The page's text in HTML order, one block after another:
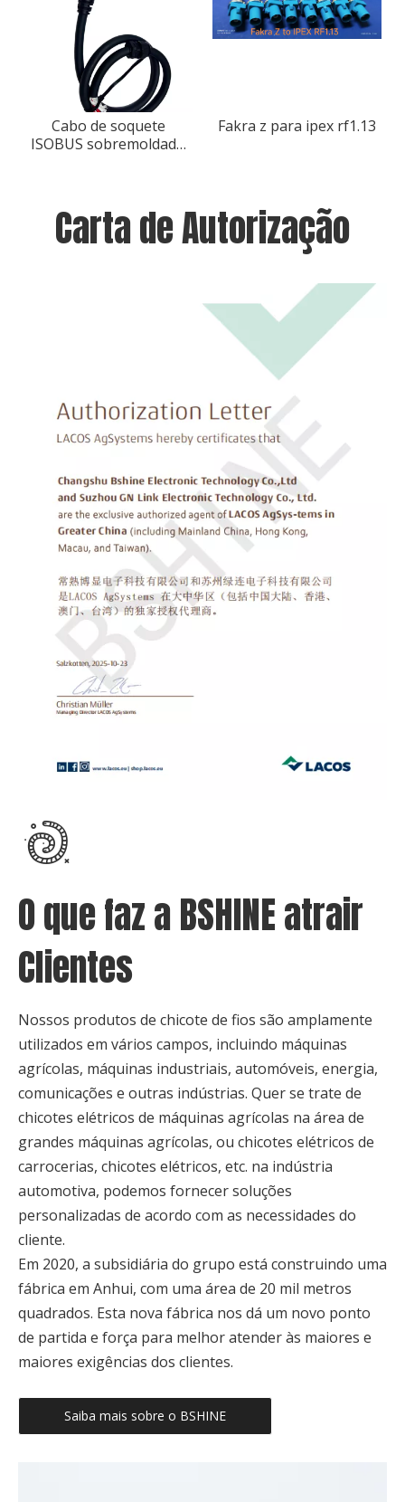
Cabo de soquete
ISOBUS sobremoldado
Fakra z para ipex rf1.13
Carta de Autorização
O que faz a BSHINE atrair
Clientes
Nossos produtos de chicote de fios são amplamente
utilizados em vários campos, incluindo máquinas
agrícolas, máquinas industriais, automóveis, energia,
comunicações e outras indústrias. Quer se trate de
chicotes elétricos de máquinas agrícolas na área de
grandes máquinas agrícolas, ou chicotes elétricos de
carrocerias, chicotes elétricos, etc. na indústria
automotiva, podemos fornecer soluções
personalizadas de acordo com as necessidades do
cliente.
Em 2020, a subsidiária do grupo está construindo uma
fábrica em Anhui, com uma área de 20 mil metros
quadrados. Esta nova fábrica nos dá um novo ponto
de partida e força para melhor atender às maiores e
maiores exigências dos clientes.
Saiba mais sobre o BSHINE